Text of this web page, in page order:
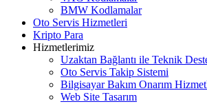
BMW Kodlamalar
Oto Servis Hizmetleri
Kripto Para
Hizmetlerimiz
Uzaktan Bağlantı ile Teknik
Oto Servis Takip Sistemi
Bilgisayar Bakım Onarım
Web Site Tasarım